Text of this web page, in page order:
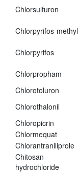
Chlorsulfuron
Chlorpyrifos-methyl
Chlorpyrifos
Chlorpropham
Chlorotoluron
Chlorothalonil
Chloropicrin
Chlormequat
Chlorantraniliprole
Chitosan
hydrochloride